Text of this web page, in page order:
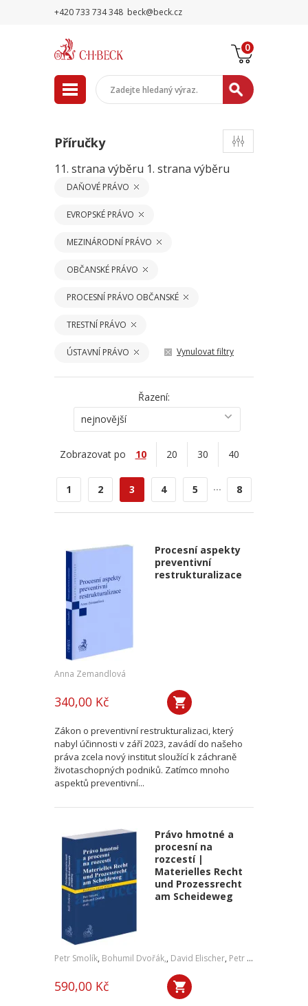
+420 733 734 348 beck@beck.cz
0
Příručky
11. strana výběru 1. strana výběru
DAŇOVÉ PRÁVO
EVROPSKÉ PRÁVO
MEZINÁRODNÍ PRÁVO
OBČANSKÉ PRÁVO
PROCESNÍ PRÁVO OBČANSKÉ
TRESTNÍ PRÁVO
ÚSTAVNÍ PRÁVO Vynulovat filtry
Řazení:
nejnovější
Zobrazovat po 10 20 30 40
1 2 3 4 5 ... 8
Procesní aspekty
preventivní
restrukturalizace
Anna Zemandlová
340,00 Kč
Zákon o preventivní restrukturalizaci, který
nabyl účinnosti v září 2023, zavádí do našeho
práva zcela nový institut sloužící k záchraně
životaschopných podniků. Zatímco mnoho
aspektů preventivní...
Právo hmotné a
procesní na
rozcestí |
Materielles Recht
und Prozessrecht
am Scheideweg
Petr Smolík, Bohumil Dvořák,, David Elischer, Petr Lavický
590,00 Kč